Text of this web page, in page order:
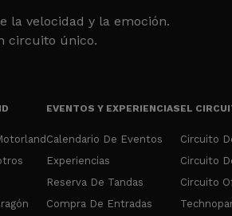
la velocidad y la emoción.
circuito único.
EVENTOS Y EXPERIENCIAS
Calendario De Eventos
Experiencias
Reserva De Tandas
Compra De Entradas
EL
Circuito
Circuito
Circuito